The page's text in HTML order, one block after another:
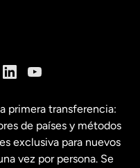
primera transferencia:
de países y métodos
exclusiva para nuevos
vez por persona. Se